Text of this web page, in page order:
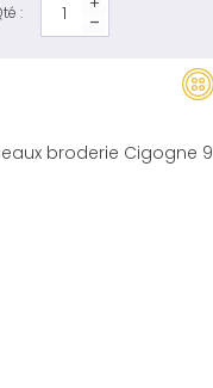
:
broderie Cigogne